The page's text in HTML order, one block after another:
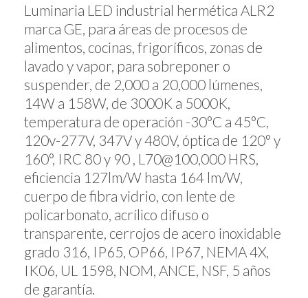
Luminaria LED industrial hermética ALR2
marca GE, para áreas de procesos de
alimentos, cocinas, frigoríficos, zonas de
lavado y vapor, para sobreponer o
suspender, de 2,000 a 20,000 lúmenes,
14W a 158W, de 3000K a 5000K,
temperatura de operación -30°C a 45°C,
120v-277V, 347V y 480V, óptica de 120° y
160°, IRC 80 y 90 , L70@100,000 HRS,
eficiencia 127lm/W hasta 164 lm/W,
cuerpo de fibra vidrio, con lente de
policarbonato, acrílico difuso o
transparente, cerrojos de acero inoxidable
grado 316, IP65, OP66, IP67, NEMA 4X,
IK06, UL 1598, NOM, ANCE, NSF, 5 años
de garantía.